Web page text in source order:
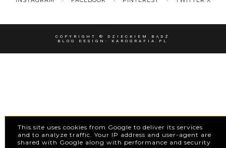
COPYRIGHT © DZIECKIEM BĄDŹ
BLOG DESIGN: KAROGRAFIA.PL
This site uses cookies from Google to deliver its services
and to analyze traffic. Your IP address and user-agent are
shared with Google along with performance and security